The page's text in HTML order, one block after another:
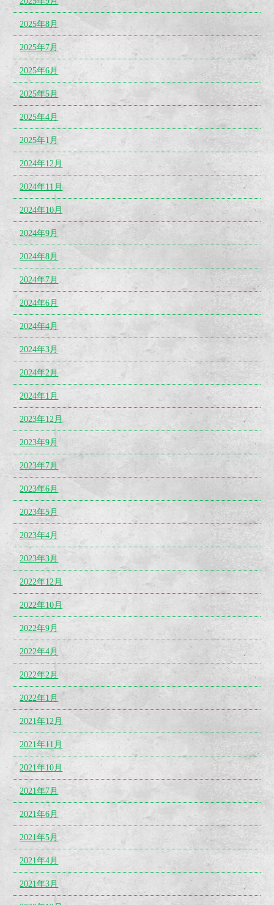
2025年8月
2025年7月
2025年6月
2025年5月
2025年4月
2025年1月
2024年12月
2024年11月
2024年10月
2024年9月
2024年8月
2024年7月
2024年6月
2024年4月
2024年3月
2024年2月
2024年1月
2023年12月
2023年9月
2023年7月
2023年6月
2023年5月
2023年4月
2023年3月
2022年12月
2022年10月
2022年9月
2022年4月
2022年2月
2022年1月
2021年12月
2021年11月
2021年10月
2021年7月
2021年6月
2021年5月
2021年4月
2021年3月